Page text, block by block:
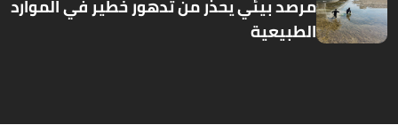
مرصد بيئي يحذر من تدهور خطير في الموارد
الطبيعية